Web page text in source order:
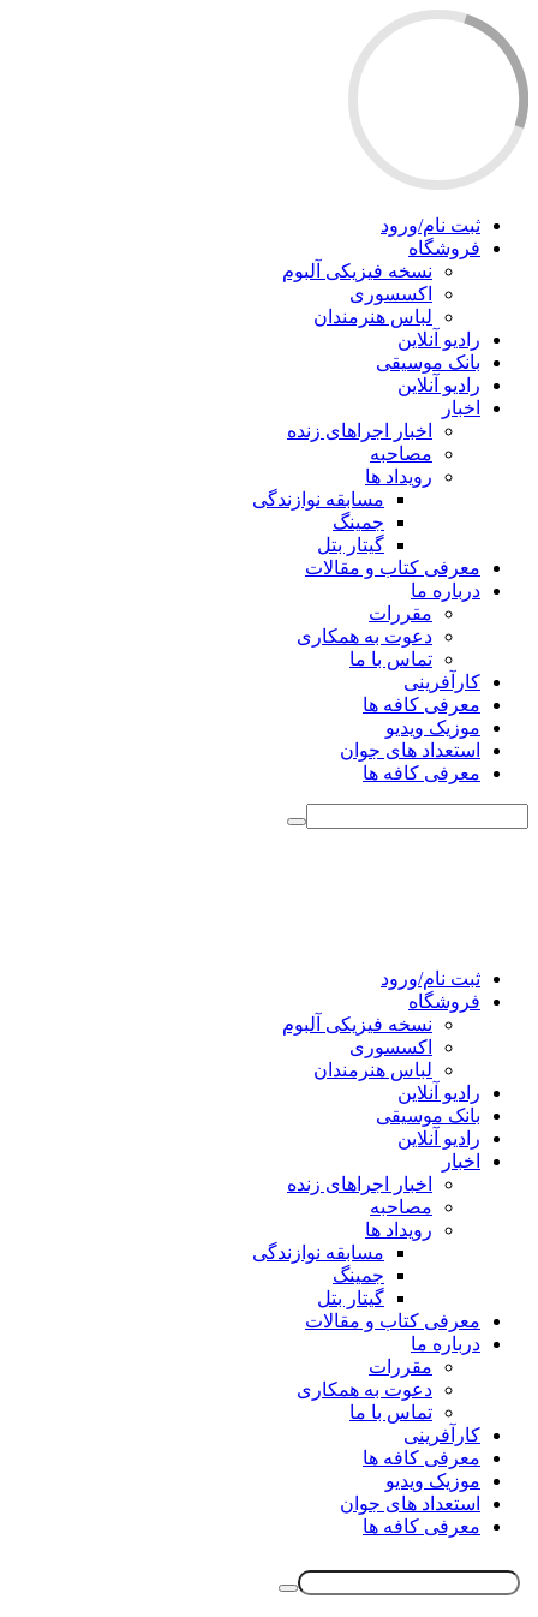
ثبت نام/ورود
فروشگاه
نسخه فیزیکی آلبوم
اکسسوری
لباس هنرمندان
رادیو آنلاین
بانک موسیقی
رادیو آنلاین
اخبار
اخبار اجراهای زنده
مصاحبه
رویداد ها
مسابقه نوازندگی
جمینگ
گیتار بتل
معرفی کتاب و مقالات
درباره ما
مقررات
دعوت به همکاری
تماس با ما
کارآفرینی
معرفی کافه ها
موزیک ویدیو
استعداد های جوان
معرفی کافه ها
ثبت نام/ورود
فروشگاه
نسخه فیزیکی آلبوم
اکسسوری
لباس هنرمندان
رادیو آنلاین
بانک موسیقی
رادیو آنلاین
اخبار
اخبار اجراهای زنده
مصاحبه
رویداد ها
مسابقه نوازندگی
جمینگ
گیتار بتل
معرفی کتاب و مقالات
درباره ما
مقررات
دعوت به همکاری
تماس با ما
کارآفرینی
معرفی کافه ها
موزیک ویدیو
استعداد های جوان
معرفی کافه ها